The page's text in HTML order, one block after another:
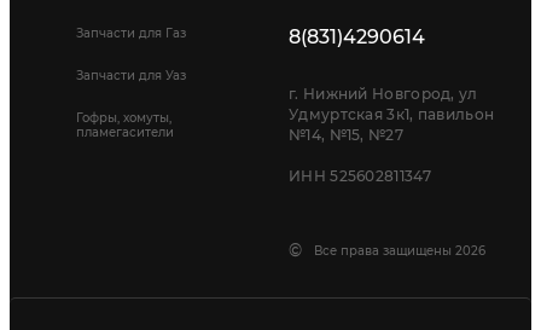
Запчасти для Газ
Запчасти для Уаз
Гофры, хомуты,
пламегасители
8(831)4290614
г. Нижний Новгород, ул
Удмуртская 3к1, павильон
№14, №15, №27
ИНН 525602811347
© Все права защищены 2026